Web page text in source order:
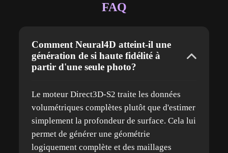
FAQ
Comment Neural4D atteint-il une
génération de si haute fidélité à
partir d'une seule photo?
Le moteur Direct3D-S2 traite les données
volumétriques complètes plutôt que d'estimer
simplement la profondeur de surface. Cela lui
permet de générer une géométrie
logiquement complète et des maillages